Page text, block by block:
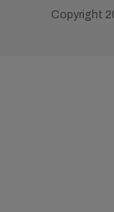
Copyright